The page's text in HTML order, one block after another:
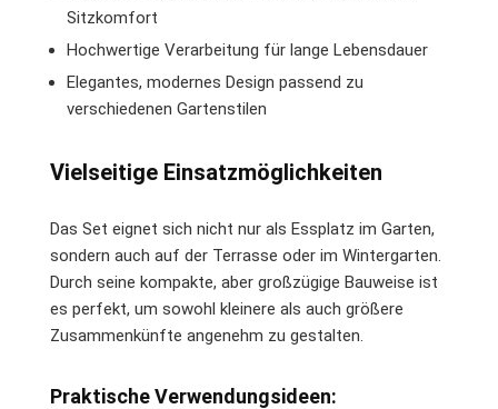
Sitzkomfort
Hochwertige Verarbeitung für lange Lebensdauer
Elegantes, modernes Design passend zu
verschiedenen Gartenstilen
Vielseitige Einsatzmöglichkeiten
Das Set eignet sich nicht nur als Essplatz im Garten,
sondern auch auf der Terrasse oder im Wintergarten.
Durch seine kompakte, aber großzügige Bauweise ist
es perfekt, um sowohl kleinere als auch größere
Zusammenkünfte angenehm zu gestalten.
Praktische Verwendungsideen: